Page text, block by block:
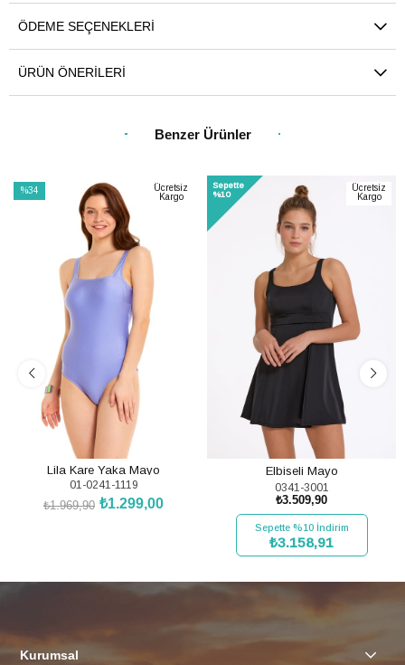
ÖDEME SEÇENEKLERI
ÜRÜN ÖNERILERI
Benzer Ürünler
%34
Ücretsiz
Kargo
Lila Kare Yaka Mayo
01-0241-1119
₺1.299,00
₺1.969,90
Sepette
%10
Ücretsiz
Kargo
Elbiseli Mayo
0341-3001
₺3.509,90
Sepette %10 İndirim
₺3.158,91
SEPETE EKLE
Kurumsal